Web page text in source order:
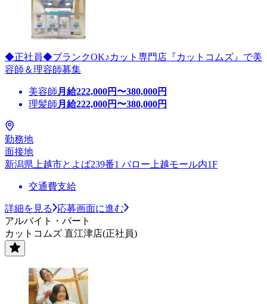
◆正社員◆ブランクOK♪カット専門店『カットコムズ』で美
容師＆理容師募集
美容師 月給222,000円〜380,000円
理髪師 月給222,000円〜380,000円
勤務地
面接地
新潟県上越市とよば239番1 バロー上越モール内1F
交通費支給
詳細を見る
応募画面に進む
アルバイト・パート
カットコムズ 直江津店(正社員)